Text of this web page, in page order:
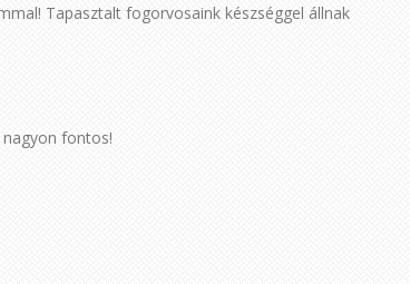
Tapasztalt fogorvosaink készséggel állnak
fontos!